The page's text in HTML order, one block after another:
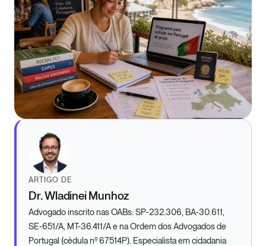
ARTIGO DE
Dr. Wladinei Munhoz
Advogado inscrito nas OABs: SP-232.306, BA-30.611,
SE-651/A, MT-36.411/A e na Ordem dos Advogados de
Portugal (cédula nº 67514P). Especialista em cidadania